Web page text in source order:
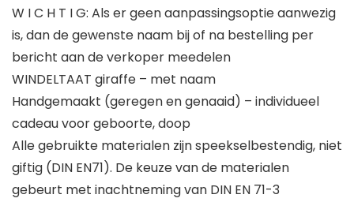
W I C H T I G: Als er geen aanpassingsoptie aanwezig
is, dan de gewenste naam bij of na bestelling per
bericht aan de verkoper meedelen
WINDELTAAT giraffe – met naam
Handgemaakt (geregen en genaaid) – individueel
cadeau voor geboorte, doop
Alle gebruikte materialen zijn speekselbestendig, niet
giftig (DIN EN71). De keuze van de materialen
gebeurt met inachtneming van DIN EN 71-3